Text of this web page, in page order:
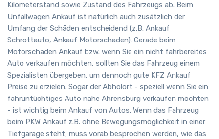
Kilometerstand sowie Zustand des Fahrzeugs ab. Beim
Unfallwagen Ankauf ist natürlich auch zusätzlich der
Umfang der Schäden entscheidend (z.B. Ankauf
Schrottauto, Ankauf Motorschaden). Gerade beim
Motorschaden Ankauf bzw. wenn Sie ein nicht fahrbereites
Auto verkaufen möchten, sollten Sie das Fahrzeug einem
Spezialisten übergeben, um dennoch gute KFZ Ankauf
Preise zu erzielen. Sogar der Abholort - speziell wenn Sie ein
fahruntüchtiges Auto nahe Ahrensburg verkaufen möchten
- ist wichtig beim Ankauf von Autos. Wenn das Fahrzeug
beim PKW Ankauf z.B. ohne Bewegungsmöglichkeit in einer
Tiefgarage steht, muss vorab besprochen werden, wie das